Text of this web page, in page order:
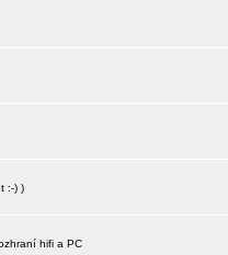
:-) )
hifi a PC